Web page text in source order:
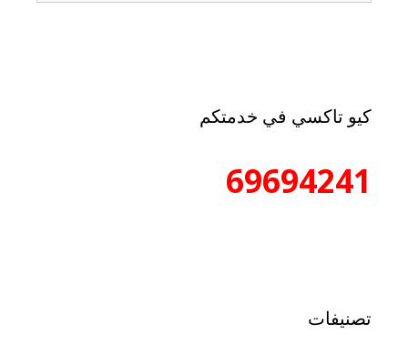
كيو تاكسي في خدمتكم
69694241
تصنيفات